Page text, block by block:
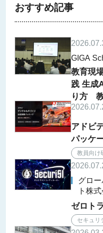
おすすめ記事
GIGA
教育現
践 生成
り方
教員向け
アドビ
パッケ
グロ
ト株
セキュリ
ゼロト